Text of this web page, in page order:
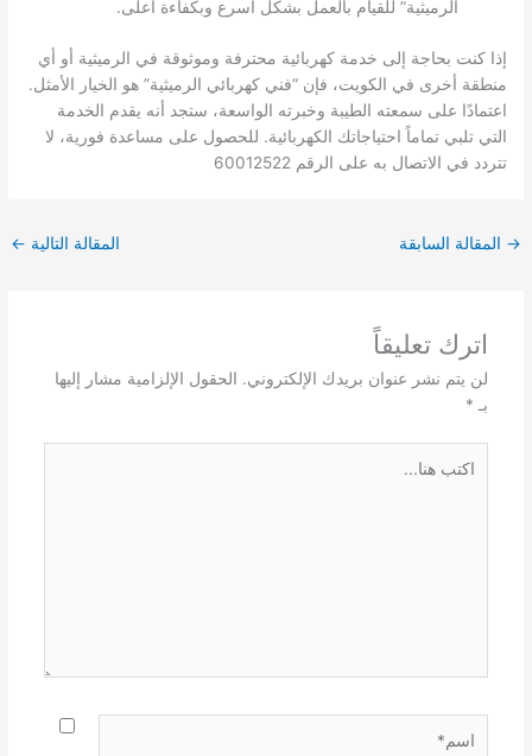
الرميثية” للقيام بالعمل بشكل أسرع وبكفاءة أعلى.
إذا كنت بحاجة إلى خدمة كهربائية محترفة وموثوقة في الرميثية أو أي
منطقة أخرى في الكويت، فإن “فني كهربائي الرميثية” هو الخيار الأمثل.
اعتمادًا على سمعته الطيبة وخبرته الواسعة، ستجد أنه يقدم الخدمة
التي تلبي تماماً احتياجاتك الكهربائية. للحصول على مساعدة فورية، لا
تتردد في الاتصال به على الرقم 60012522
→ المقالة السابقة المقالة التالية ←
اترك تعليقاً
لن يتم نشر عنوان بريدك الإلكتروني. الحقول الإلزامية مشار إليها
بـ *
هنا...